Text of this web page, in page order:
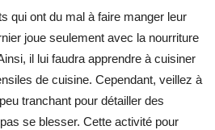
qui ont du mal à faire manger leur
joue seulement avec la nourriture
il lui faudra apprendre à cuisiner
de cuisine. Cependant, veillez à
tranchant pour détailler des
se blesser. Cette activité pour